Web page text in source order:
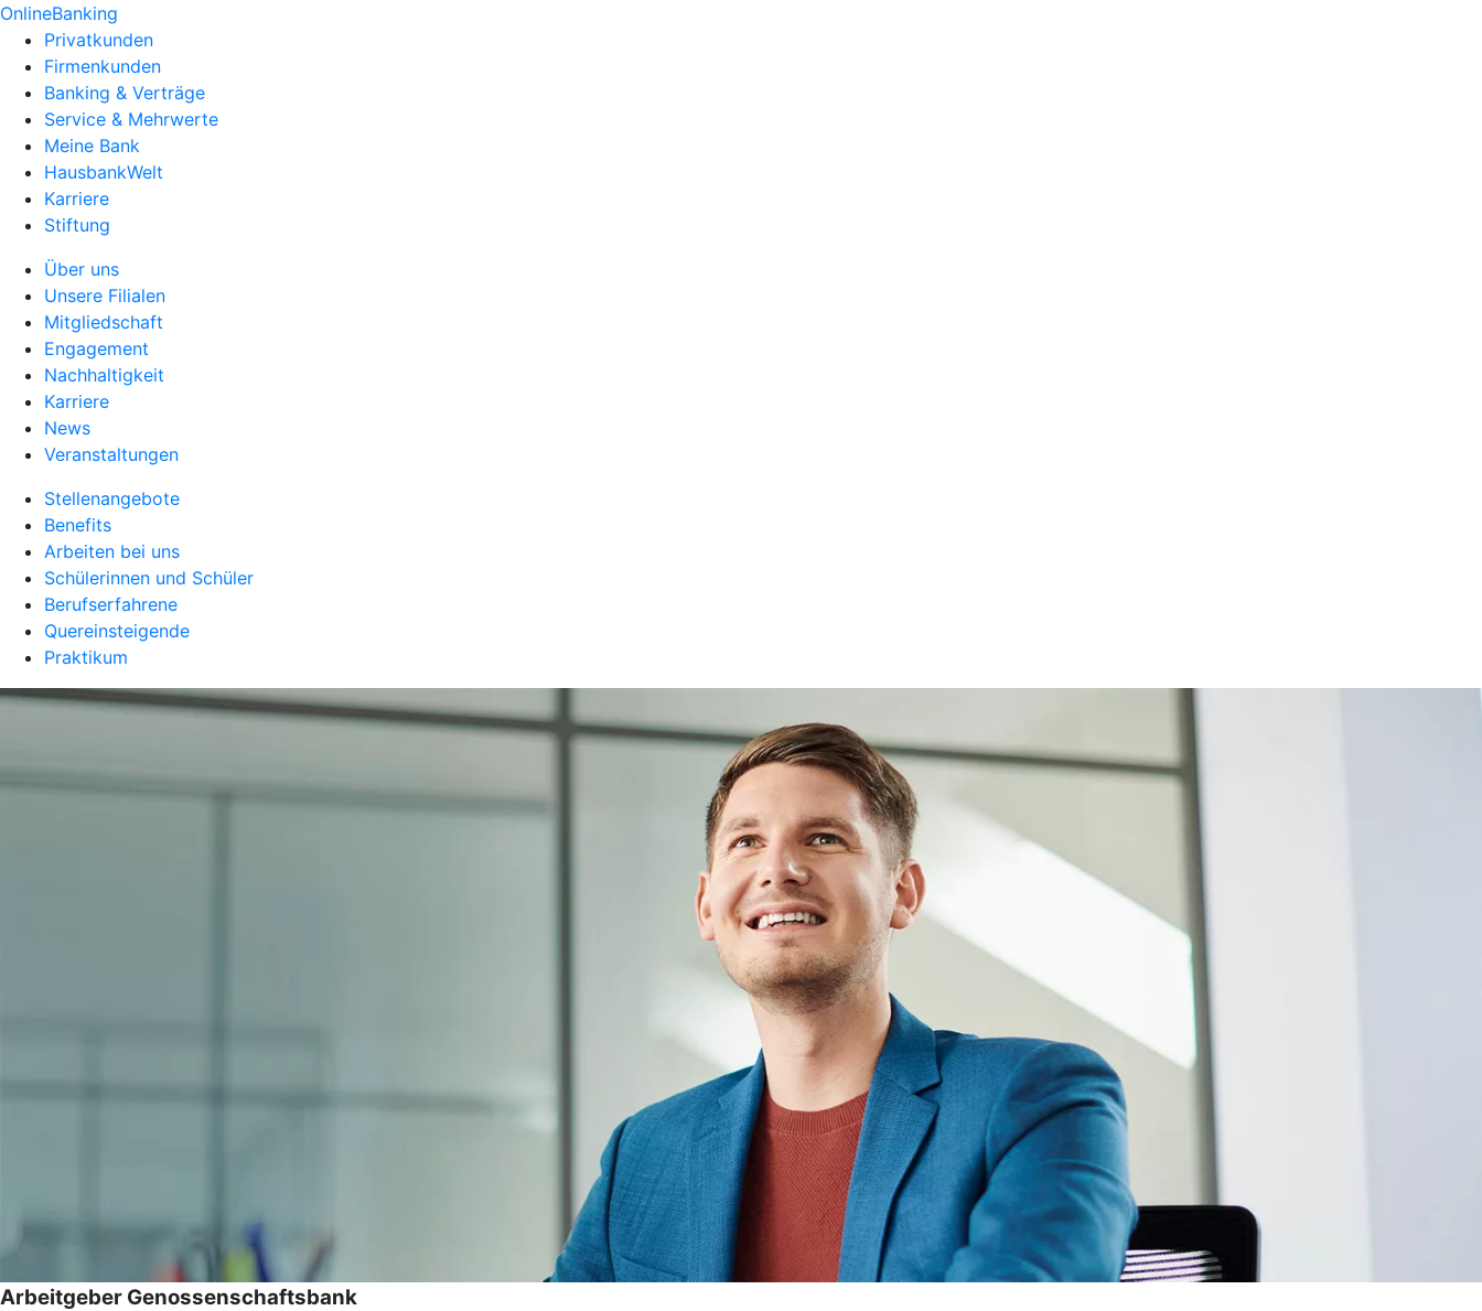
OnlineBanking
Privatkunden
Firmenkunden
Banking & Verträge
Service & Mehrwerte
Meine Bank
HausbankWelt
Karriere
Stiftung
Über uns
Unsere Filialen
Mitgliedschaft
Engagement
Nachhaltigkeit
Karriere
News
Veranstaltungen
Stellenangebote
Benefits
Arbeiten bei uns
Schülerinnen und Schüler
Berufserfahrene
Quereinsteigende
Praktikum
Arbeitgeber Genossenschaftsbank